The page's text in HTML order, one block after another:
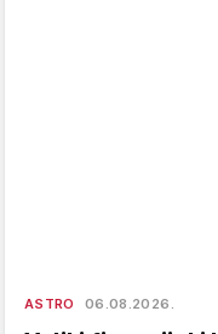
ASTRO 06.08.2026.